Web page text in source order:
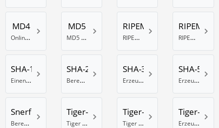
MD4
Online MD4 Generator
MD5
MD5 Hash Generator
RIPEMD-128
RIPEMD 128 Bit Hash erzeugen
RIPEMD-
RIPEMD-160 Hash Berechnung
SHA-1
Einen SHA-1 Hash generieren
SHA-256
Berechnung eines SHA-Hash mit 256 Bit
SHA-384
Erzeuge einen SHA Hash mit 384 Bits
SHA-512
Erzeuge einen SHA Hash mit 512 Bits
Snerfu
Berechnung eines Snefru Hash
Tiger-128
Tiger Hash Rechner mit 128 Bit
Tiger-160
Tiger 160 Bit Hash Rechner
Tiger-192
Erzeuge einen Tiger Hash mit 192 Bits